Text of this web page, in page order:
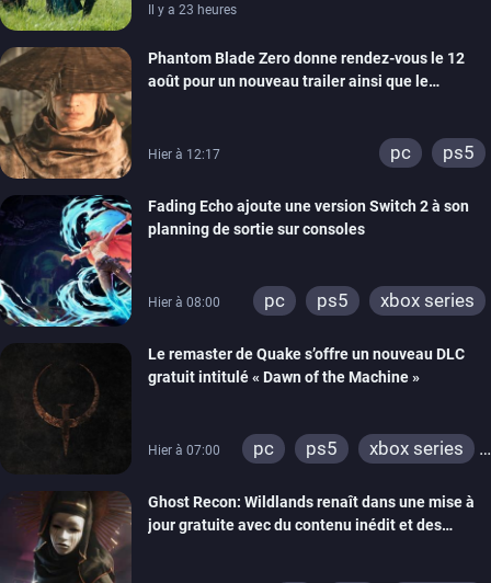
Il y a 23 heures
Phantom Blade Zero donne rendez-vous le 12
août pour un nouveau trailer ainsi que le
Hier à 12:17 pc ps5
Fading Echo ajoute une version Switch 2 à son
planning de sortie sur consoles
Hier à 08:00 pc ps5 xbox series
Le remaster de Quake s’offre un nouveau DLC
gratuit intitulé « Dawn of the Machine »
Hier à 07:00 pc ps5
xbox series
xbox one
nintendo 64
Ghost Recon: Wildlands renaît dans une mise à
jour gratuite avec du contenu inédit et des